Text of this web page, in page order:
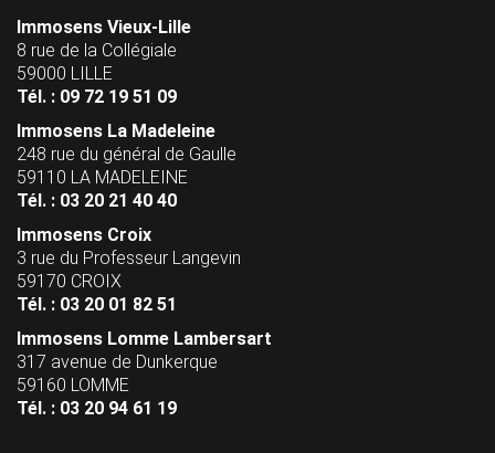
Immosens Vieux-Lille
8 rue de la Collégiale
59000 LILLE
Tél. : 09 72 19 51 09
Immosens La Madeleine
248 rue du général de Gaulle
59110 LA MADELEINE
Tél. : 03 20 21 40 40
Immosens Croix
3 rue du Professeur Langevin
59170 CROIX
Tél. : 03 20 01 82 51
Immosens Lomme Lambersart
317 avenue de Dunkerque
59160 LOMME
Tél. : 03 20 94 61 19